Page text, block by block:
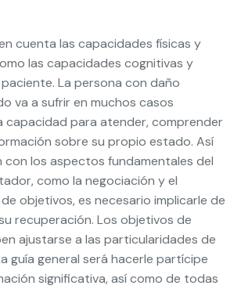
cuenta las capacidades físicas y
las capacidades cognitivas y
La persona con daño
va a sufrir en muchos casos
capacidad para atender, comprender
sobre su propio estado. Así
con los aspectos fundamentales del
como la negociación y el
objetivos, es necesario implicarle de
recuperación. Los objetivos de
ajustarse a las particularidades de
guía general será hacerle partícipe
significativa, así como de todas